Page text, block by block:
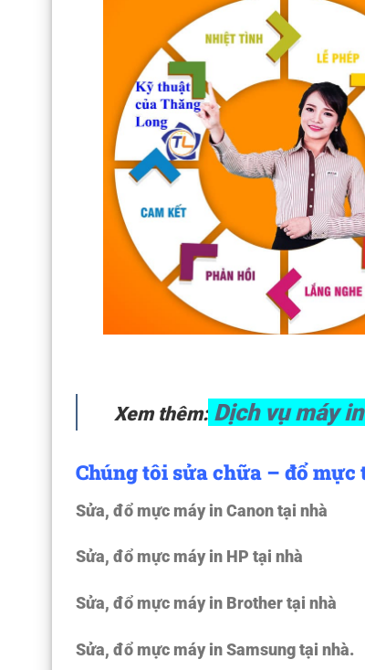
Xem thêm:Dịch vụ máy
Chúng tôi sửa chữa – đổ
Sửa, đổ mực máy in Canon tại nhà
Sửa, đổ mực máy in HP tại nhà
Sửa, đổ mực máy in Brother tại nhà
Sửa, đổ mực máy in Samsung tại nhà.